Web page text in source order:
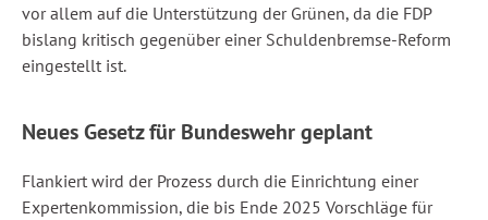
vor allem auf die Unterstützung der Grünen, da die FDP
bislang kritisch gegenüber einer Schuldenbremse-Reform
eingestellt ist.
Neues Gesetz für Bundeswehr geplant
Flankiert wird der Prozess durch die Einrichtung einer
Expertenkommission, die bis Ende 2025 Vorschläge für